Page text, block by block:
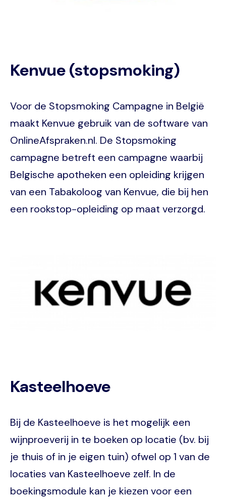
Kenvue (stopsmoking)
Voor de Stopsmoking Campagne in België
maakt Kenvue gebruik van de software van
OnlineAfspraken.nl. De Stopsmoking
campagne betreft een campagne waarbij
Belgische apotheken een opleiding krijgen
van een Tabakoloog van Kenvue, die bij hen
een rookstop-opleiding op maat verzorgd.
Kasteelhoeve
Bij de Kasteelhoeve is het mogelijk een
wijnproeverij in te boeken op locatie (bv. bij
je thuis of in je eigen tuin) ofwel op 1 van de
locaties van Kasteelhoeve zelf. In de
boekingsmodule kan je kiezen voor een